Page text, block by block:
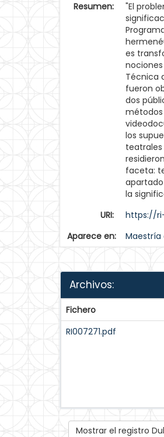
Resumen:
"El
es
Técnica
fueron
dos
métodos
los
teatrales
faceta:
la
URI:
https://
Aparece en:
Maestría
Archivos:
Fichero
RI007271.pdf
Mostrar el registro